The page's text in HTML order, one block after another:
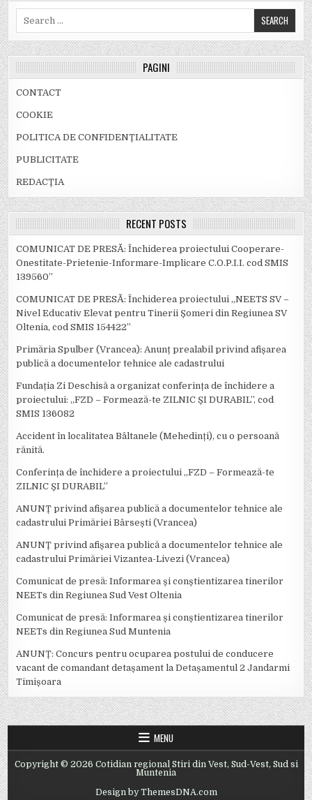
PAGINI
CONTACT
COOKIE
POLITICA DE CONFIDENȚIALITATE
PUBLICITATE
REDACȚIA
RECENT POSTS
COMUNICAT DE PRESĂ: Închiderea proiectului Cooperare-
Onestitate-Prietenie-Informare-Implicare C.O.P.I.I. cod SMIS
139560”
COMUNICAT DE PRESĂ: Închiderea proiectului „NEETS SV –
Nivel Educativ Elevat pentru Tinerii Șomeri din Regiunea SV
Oltenia, cod SMIS 154422”
Primăria Spulber (Vrancea): Anunț prealabil privind afișarea
publică a documentelor tehnice ale cadastrului
Fundația Zi Deschisă a organizat conferința de închidere a
proiectului: ,,FZD – Formează-te ZILNIC ȘI DURABIL’’, cod
SMIS 136082
Accident în localitatea Bâltanele (Mehedinți), cu o persoană
rănită.
Conferința de închidere a proiectului ,,FZD – Formează-te
ZILNIC ȘI DURABIL’’
ANUNȚ privind afișarea publică a documentelor tehnice ale
cadastrului Primăriei Bârsești (Vrancea)
ANUNȚ privind afișarea publică a documentelor tehnice ale
cadastrului Primăriei Vizantea-Livezi (Vrancea)
Comunicat de presă: Informarea și conștientizarea tinerilor
NEETs din Regiunea Sud Vest Oltenia
Comunicat de presă: Informarea și conștientizarea tinerilor
NEETs din Regiunea Sud Muntenia
ANUNȚ: Concurs pentru ocuparea postului de conducere
vacant de comandant detașament la Detașamentul 2 Jandarmi
Timișoara
MENU
Copyright © 2026 Cotidian regional Stiri din Vest, Sud-Vest, Sud si
Muntenia
Design by ThemesDNA.com